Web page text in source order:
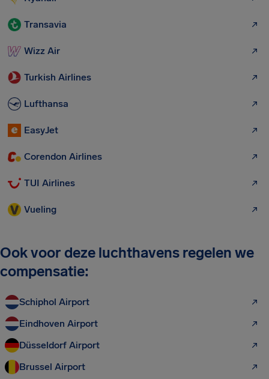
Transavia
Wizz Air
Turkish Airlines
Lufthansa
EasyJet
Corendon Airlines
TUI Airlines
Vueling
Ook voor deze luchthavens regelen we
compensatie:
Schiphol Airport
Eindhoven Airport
Düsseldorf Airport
Brussel Airport